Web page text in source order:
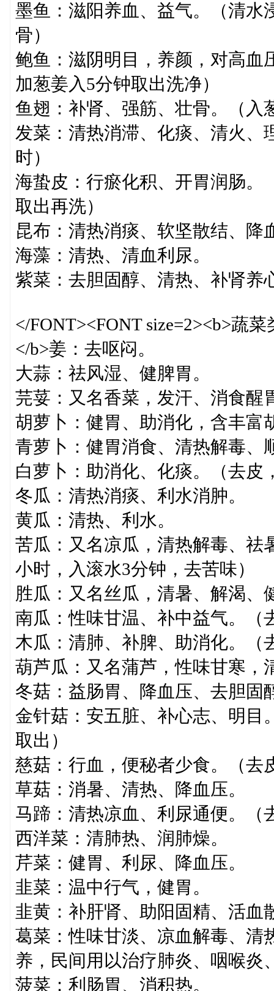
墨鱼：滋阳养血、益气。（清水
骨）
鲍鱼：滋阴明目，养颜，对高血
加葱姜入5分钟取出洗净）
鱼翅：补肾、强筋、壮骨。（入
发菜：清热消滞、化痰、清火、
时）
海蛰皮：行瘀化积、开胃润肠。
取出再洗）
昆布：清热消痰、软坚散结、降
海藻：清热、清血利尿。
紫菜：去胆固醇、清热、补肾养
</FONT><FONT size=2><b>蔬菜
</b>姜：去呕闷。
大蒜：祛风湿、健脾胃。
芫荽：又名香菜，发汗、消食醒
胡萝卜：健胃、助消化，含丰富
青萝卜：健胃消食、清热解毒、
白萝卜：助消化、化痰。（去皮
冬瓜：清热消痰、利水消肿。
黄瓜：清热、利水。
苦瓜：又名凉瓜，清热解毒、祛
小时，入滚水3分钟，去苦味）
胜瓜：又名丝瓜，清暑、解渴、
南瓜：性味甘温、补中益气。（
木瓜：清肺、补脾、助消化。（
葫芦瓜：又名蒲芦，性味甘寒，
冬菇：益肠胃、降血压、去胆固
金针菇：安五脏、补心志、明目
取出）
慈菇：行血，便秘者少食。（去
草菇：消暑、清热、降血压。
马蹄：清热凉血、利尿通便。（
西洋菜：清肺热、润肺燥。
芹菜：健胃、利尿、降血压。
韭菜：温中行气，健胃。
韭黄：补肝肾、助阳固精、活血
葛菜：性味甘淡、凉血解毒、清
养，民间用以治疗肺炎、咽喉炎
菠菜：利肠胃、消积热。